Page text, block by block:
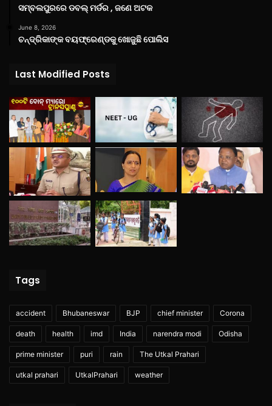
ସମ୍ବଲପୁରରେ ଡବଲ୍ ମର୍ଡର , ଜଣେ ଅଟକ
June 8, 2026
ଚନ୍ଦ୍ରିକାଙ୍କ ବୟଫ୍ରେଣ୍ଡକୁ ଖୋଜୁଛି ପୋଲିସ
Last Modified Posts
Tags
accident Bhubaneswar BJP chief minister Corona
death health imd India narendra modi Odisha
prime minister puri rain The Utkal Prahari
utkal prahari UtkalPrahari weather